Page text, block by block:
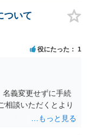
ついて
役にたった 1
名義変更せずに手続
相談いただくとより